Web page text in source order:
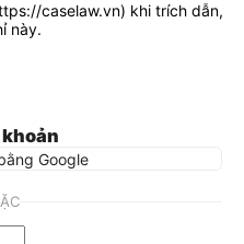
caselaw.vn) khi trích dẫn,
này.
Google